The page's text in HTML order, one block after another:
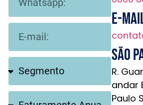
E-
São
R.
andar
Paulo